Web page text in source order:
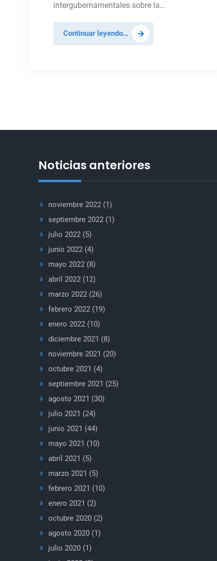
intergubernamentales sobre la…
Continuar leyendo… La
Asamblea
reforma
Noticias anteriores
noviembre 2022 (1)
septiembre 2022 (1)
julio 2022 (5)
junio 2022 (4)
mayo 2022 (8)
abril 2022 (12)
marzo 2022 (26)
febrero 2022 (19)
enero 2022 (10)
diciembre 2021 (8)
noviembre 2021 (20)
octubre 2021 (4)
septiembre 2021 (25)
agosto 2021 (30)
julio 2021 (24)
junio 2021 (44)
mayo 2021 (10)
abril 2021 (5)
marzo 2021 (5)
febrero 2021 (10)
enero 2021 (2)
octubre 2020 (2)
agosto 2020 (1)
julio 2020 (1)